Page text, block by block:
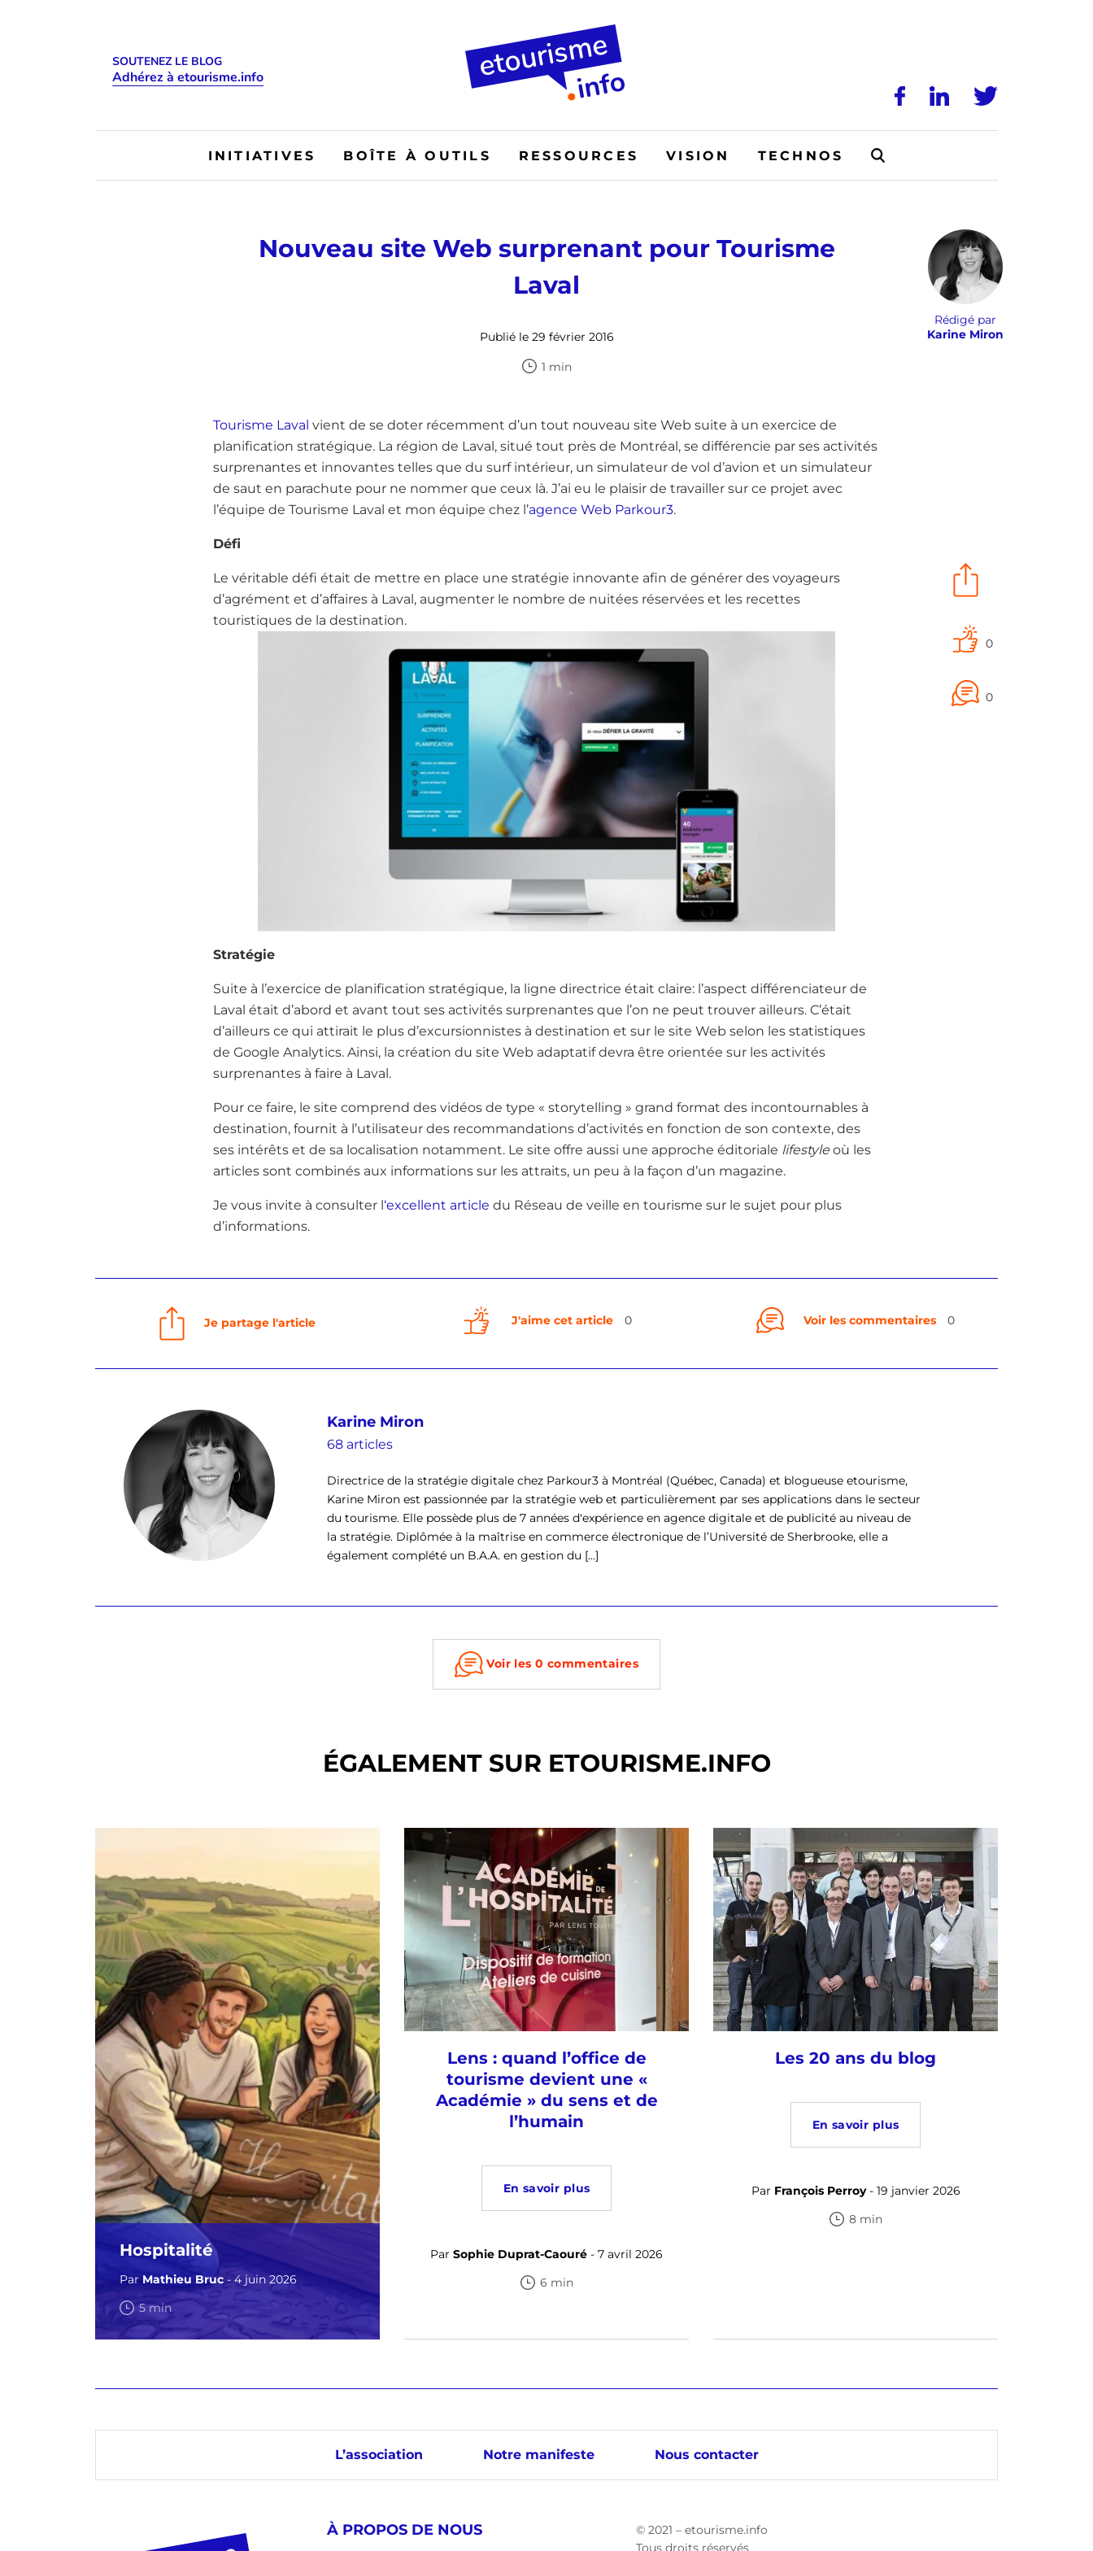
SOUTENEZ LE BLOG
Adhérez à etourisme.info
INITIATIVES BOÎTE À OUTILS RESSOURCES VISION TECHNOS
Nouveau site Web surprenant pour Tourisme
Laval
Publié le 29 février 2016
1 min
Rédigé par
Karine Miron
0
0
Tourisme Laval vient de se doter récemment d’un tout nouveau site Web suite à un exercice de
planification stratégique. La région de Laval, situé tout près de Montréal, se différencie par ses activités
surprenantes et innovantes telles que du surf intérieur, un simulateur de vol d’avion et un simulateur
de saut en parachute pour ne nommer que ceux là. J’ai eu le plaisir de travailler sur ce projet avec
l’équipe de Tourisme Laval et mon équipe chez l’agence Web Parkour3.
Défi
Le véritable défi était de mettre en place une stratégie innovante afin de générer des voyageurs
d’agrément et d’affaires à Laval, augmenter le nombre de nuitées réservées et les recettes
touristiques de la destination.
Stratégie
Suite à l’exercice de planification stratégique, la ligne directrice était claire: l’aspect différenciateur de
Laval était d’abord et avant tout ses activités surprenantes que l’on ne peut trouver ailleurs. C’était
d’ailleurs ce qui attirait le plus d’excursionnistes à destination et sur le site Web selon les statistiques
de Google Analytics. Ainsi, la création du site Web adaptatif devra être orientée sur les activités
surprenantes à faire à Laval.
Pour ce faire, le site comprend des vidéos de type « storytelling » grand format des incontournables à
destination, fournit à l’utilisateur des recommandations d’activités en fonction de son contexte, des
ses intérêts et de sa localisation notamment. Le site offre aussi une approche éditoriale lifestyle où les
articles sont combinés aux informations sur les attraits, un peu à la façon d’un magazine.
Je vous invite à consulter l‘excellent article du Réseau de veille en tourisme sur le sujet pour plus
d’informations.
Je partage l'article J'aime cet article 0 Voir les commentaires 0
Karine Miron
68 articles
Directrice de la stratégie digitale chez Parkour3 à Montréal (Québec, Canada) et blogueuse etourisme,
Karine Miron est passionnée par la stratégie web et particulièrement par ses applications dans le secteur
du tourisme. Elle possède plus de 7 années d'expérience en agence digitale et de publicité au niveau de
la stratégie. Diplômée à la maîtrise en commerce électronique de l’Université de Sherbrooke, elle a
également complété un B.A.A. en gestion du [...]
Voir les 0 commentaires
ÉGALEMENT SUR ETOURISME.INFO
Hospitalité
Par Mathieu Bruc - 4 juin 2026
5 min
Lens : quand l’office de
tourisme devient une «
Académie » du sens et de
l’humain
En savoir plus
Par Sophie Duprat-Caouré - 7 avril 2026
6 min
Les 20 ans du blog
En savoir plus
Par François Perroy- 19 janvier 2026
8 min
L’association Notre manifeste Nous contacter
À PROPOS DE NOUS
© 2021 – etourisme.info
Tous droits réservés